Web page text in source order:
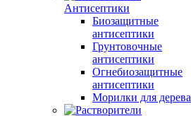
Антисептики
Биозащитные
антисептики
Грунтовочные
антисептики
Огнебиозащитные
антисептики
Морилки для дерева